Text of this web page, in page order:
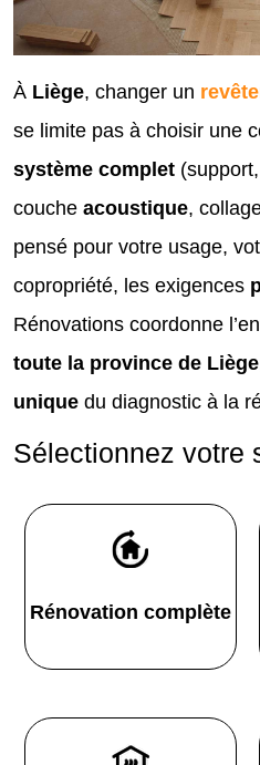
À Liège, changer un
se limite pas à choisir une
système complet
couche acoustique,
pensé pour votre usage,
copropriété, les exigences
Rénovations coordonne
toute la province de Liège
unique du diagnostic à la
Sélectionnez votre
Rénovation complète